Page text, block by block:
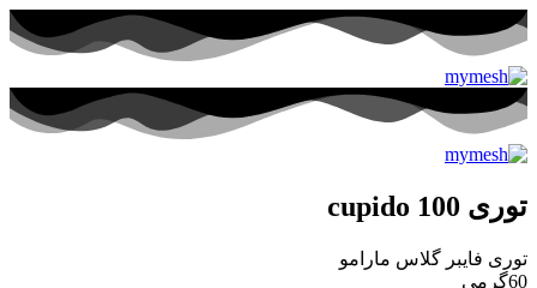
توری 100 cupido
توری فایبر گلاس مارامو
60گرمی